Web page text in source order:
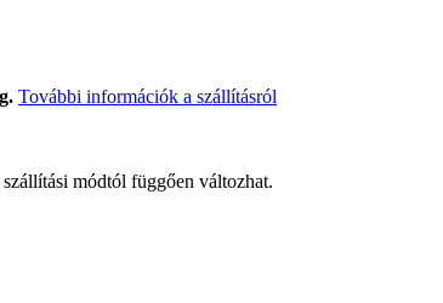
További információk a szállításról
módtól függően változhat.